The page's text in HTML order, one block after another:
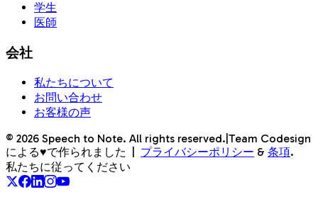
学生
医師
会社
私たちについて
お問い合わせ
お客様の声
© 2026 Speech to Note. All rights reserved. Team Codesign
による♥で作られました
プライバシーポリシー & 条項.
私たちに従ってください